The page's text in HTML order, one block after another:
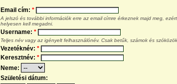
Email cím: *
A jelszó és további információk erre az email címre érkeznek majd meg,
helyesen kell megadni.
Username: *
Teljes név vagy az igényelt felhasználónév. Csak betűk, számok és
Vezetéknév: *
Keresztnév: *
Neme:
Születési dátum: